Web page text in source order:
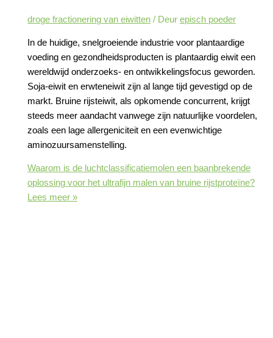
droge fractionering van eiwitten / Deurepisch poeder
In de huidige, snelgroeiende industrie voor plantaardige
voeding en gezondheidsproducten is plantaardig eiwit een
wereldwijd onderzoeks- en ontwikkelingsfocus geworden.
Soja-eiwit en erwteneiwit zijn al lange tijd gevestigd op de
markt. Bruine rijsteiwit, als opkomende concurrent, krijgt
steeds meer aandacht vanwege zijn natuurlijke voordelen,
zoals een lage allergeniciteit en een evenwichtige
aminozuursamenstelling.
Waarom is de luchtclassificatiemolen een baanbrekende
oplossing voor het ultrafijn malen van bruine rijstproteïne?
Lees meer »